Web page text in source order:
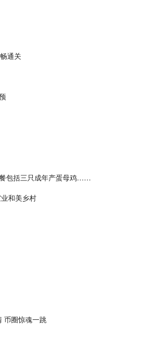
通关
餐包括三只成年产蛋母鸡……
和美乡村
币圈惊魂一跳